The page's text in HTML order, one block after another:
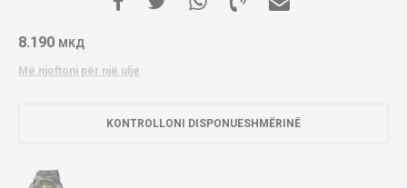
8.190 МКД
Më njoftoni për një ulje
KONTROLLONI DISPONUESHMËRINË